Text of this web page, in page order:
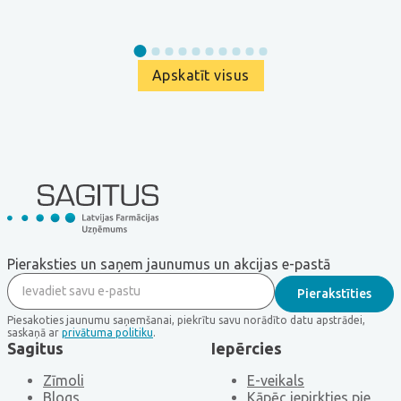
Apskatīt visus
Pieraksties un saņem jaunumus un akcijas e-pastā
Piesakoties jaunumu saņemšanai, piekrītu savu norādīto datu apstrādei,
saskaņā ar privātuma politiku.
Sagitus
Zīmoli
Blogs
Iepērcies
E-veikals
Kāpēc iepirkties pie